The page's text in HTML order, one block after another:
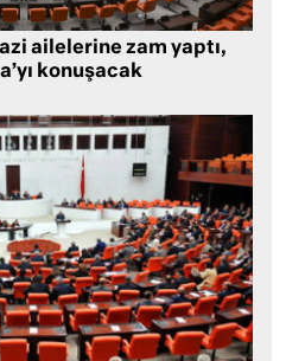
ailelerine zam yaptı,
konuşacak